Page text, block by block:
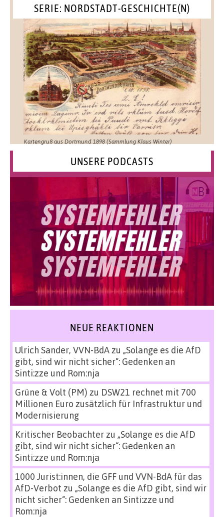
SERIE: NORDSTADT-GESCHICHTE(N)
Kartengruß aus Dortmund 1898 (Sammlung Klaus Winter)
UNSERE PODCASTS
NEUE REAKTIONEN
Ulrich Sander, VVN-BdAzu „Solange es die AfD
gibt, sind wir nicht sicher“: Gedenken an
Sinti:zze und Rom:nja
Grüne & Volt (PM) zu DSW21 rechnet mit 700
Millionen Euro zusätzlich für Infrastruktur und
Modernisierung
Kritischer Beobachterzu „Solange es die AfD
gibt, sind wir nicht sicher“: Gedenken an
Sinti:zze und Rom:nja
1000 Jurist:innen, die GFF und VVN-BdA für das
AfD-Verbot zu „Solange es die AfD gibt, sind wir
nicht sicher“: Gedenken an Sinti:zze und
Rom:nja